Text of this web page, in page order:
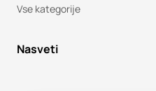
Vse kategorije
Nasveti